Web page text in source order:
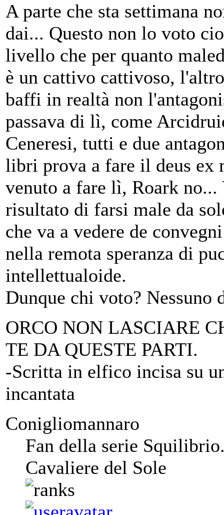
A parte che sta settimana
dai... Questo non lo voto
livello che per quanto
è un cattivo cattivoso,
baffi in realtà non
passava di lì, come
Ceneresi, tutti e due
libri prova a fare il deus ex
venuto a fare lì, Roark
risultato di farsi male da
che va a vedere de
nella remota speranza di
intellettualoide.
Dunque chi voto? Nessuno
ORCO NON LASCIARE
TE DA QUESTE PARTI.
-Scritta in elfico incisa su
incantata
Conigliomannaro
Fan della serie
Cavaliere del Sole